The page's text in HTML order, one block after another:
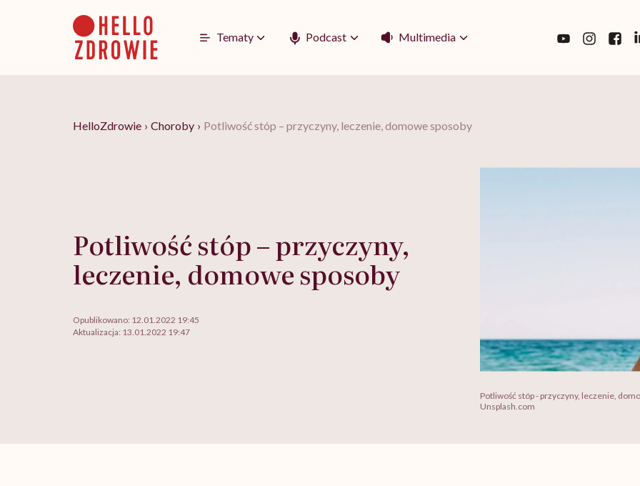
Tematy Podcast Multimedia
HelloZdrowie › Choroby › Potliwość stóp – przyczyny, leczenie, domowe sposoby
Potliwość stóp – przyczyny,
leczenie, domowe sposoby
Opublikowano: 12.01.2022 19:45
Aktualizacja: 13.01.2022 19:47
Potliwość stóp - przyczyny, leczenie,
Unsplash.com